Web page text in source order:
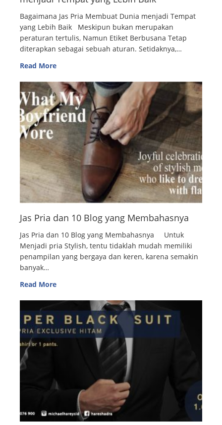
Bagaimana Jas Pria Membuat Dunia menjadi Tempat
yang Lebih Baik Meskipun bukan merupakan
peraturan tertulis, Namun Etiket Berbusana Tetap
diterapkan sebagai sebuah aturan. Setidaknya,…
Read More
Jas Pria dan 10 Blog yang Membahasnya
Jas Pria dan 10 Blog yang Membahasnya Untuk
Menjadi pria Stylish, tentu tidaklah mudah memiliki
penampilan yang bergaya dan keren, karena semakin
banyak…
Read More